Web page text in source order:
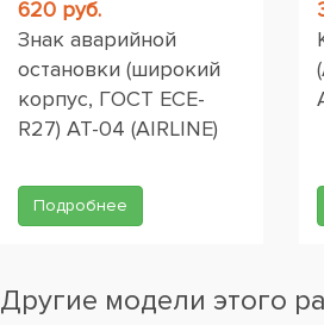
620 руб.
Знак аварийной
остановки (широкий
корпус, ГОСТ ЕСЕ-
R27) AT-04 (AIRLINE)
Подробнее
Другие модели этого